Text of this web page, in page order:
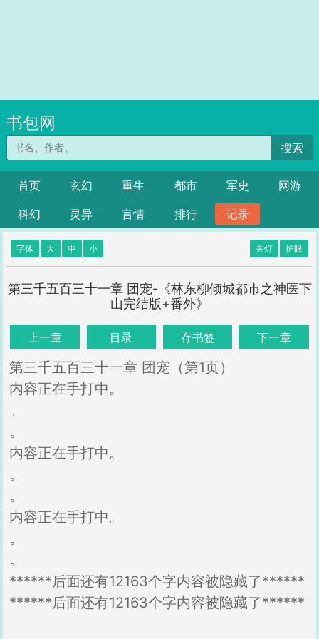
书包网
搜索
首页 玄幻 重生 都市 军史
网游
科幻
灵异 言情 排行 记录
字体 大 中 小 关灯 护眼
第三千五百三十一章 团宠-《林东柳倾城都市之神医下
山完结版+番外》
上一章 目录 存书签 下一章
第三千五百三十一章 团宠（第1页）
内容正在手打中。
。
。
内容正在手打中。
。
。
内容正在手打中。
。
。
******后面还有12163个字内容被隐藏了******
******后面还有12163个字内容被隐藏了******